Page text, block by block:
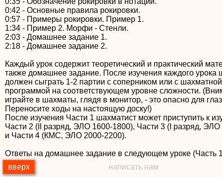
0:42 - Основные правила рокировки.
0:57 - Примеры рокировки. Пример 1.
1:34 - Пример 2. Морфи - Стенли.
2:03 - Домашнее задание 1.
2:18 - Домашнее задание 2.
Каждый урок содержит теоретический и практический
также домашнее задание. После изучения каждого урока
должен сыграть 1-2 партии с соперником или с шахматной
программой на соответствующем уровне сложности.
играйте в шахматы, глядя в монитор, - это опасно для
Переносите ходы на настоящую доску!)
После изучения Части 1 шахматист может приступить к
Части 2 (II разряд, ЭЛО 1600-1800), Части 3 (I разряд, ЭЛО
и Части 4 (КМС, ЭЛО 2000-2200).
Ответы на домашнее задание в следующем уроке (Часть
написать нам
вверх